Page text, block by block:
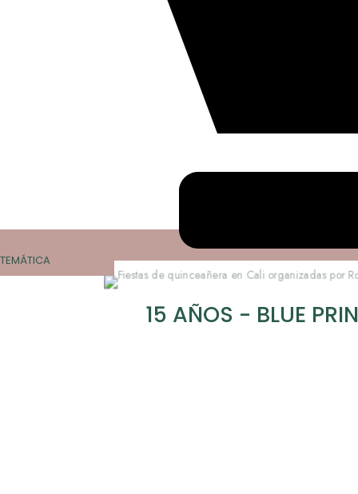
TEMÁTICA
15 AÑOS - BLUE